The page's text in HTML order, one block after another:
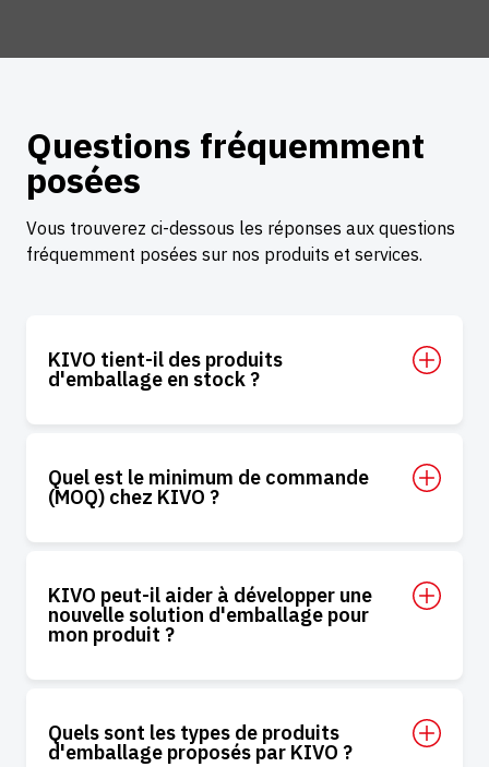
Questions fréquemment
posées
Vous trouverez ci-dessous les réponses aux questions
fréquemment posées sur nos produits et services.
KIVO tient-il des produits
d'emballage en stock ?
Quel est le minimum de commande
(MOQ) chez KIVO ?
KIVO peut-il aider à développer une
nouvelle solution d'emballage pour
mon produit ?
Quels sont les types de produits
d'emballage proposés par KIVO ?